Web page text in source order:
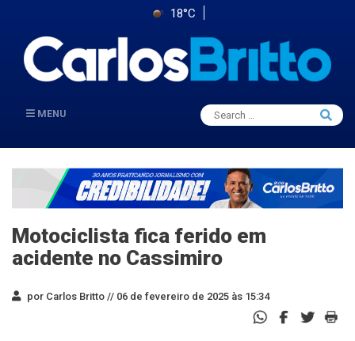
18°C
MENU
Search
for:
Search
Motociclista fica ferido em
acidente no Cassimiro
por Carlos Britto // 06 de fevereiro de 2025 às 15:34